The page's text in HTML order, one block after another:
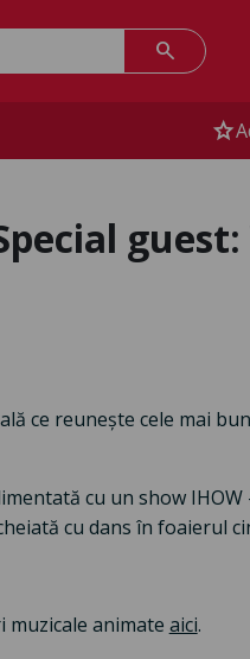
search
star
ce reunește cele mai
cu un show
cu dans în foaierul
muzicale animate aici.